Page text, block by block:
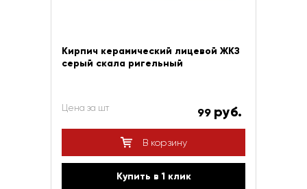
Кирпич керамический лицевой ЖКЗ
серый скала ригельный
Цена за шт 99 руб.
В корзину
Купить в 1 клик